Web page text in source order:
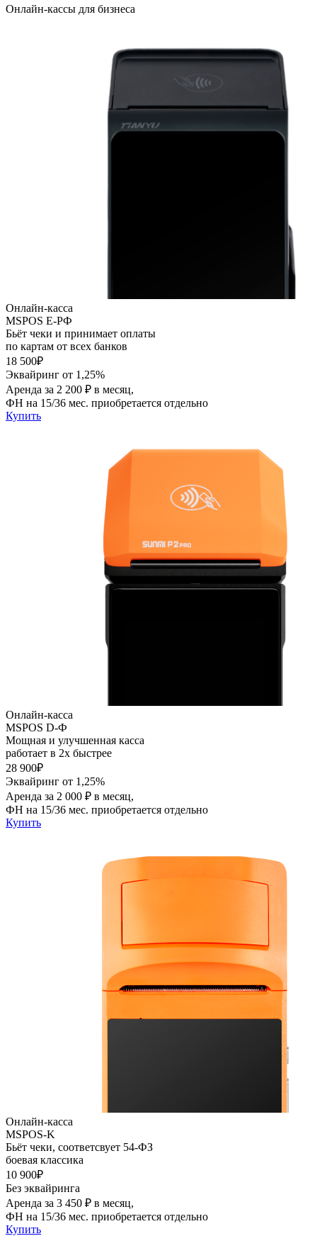
Онлайн-кассы для бизнеса
Онлайн-касса
MSPOS E-PФ
Бьёт чеки и принимает оплаты
по картам от всех банков
18 500₽
Эквайринг от 1,25%
Аренда за 2 200 ₽ в месяц,
ФН на 15/36 мес. приобретается отдельно
Купить
Онлайн-касса
MSPOS D-Ф
Мощная и улучшенная касса
работает в 2х быстрее
28 900₽
Эквайринг от 1,25%
Аренда за 2 000 ₽ в месяц,
ФН на 15/36 мес. приобретается отдельно
Купить
Онлайн-касса
MSPOS-K
Бьёт чеки, соответсвует 54-ФЗ
боевая классика
10 900₽
Без эквайринга
Аренда за 3 450 ₽ в месяц,
ФН на 15/36 мес. приобретается отдельно
Купить